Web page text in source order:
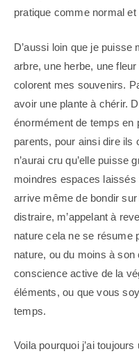
pratique comme normal et
D’aussi loin que je puisse
arbre, une herbe, une
colorent mes souvenirs.
avoir une plante à chérir.
énormément de temps en
parents, pour ainsi dire ils
n’aurai cru qu’elle puisse
moindres espaces
arrive même de bondir
distraire, m’appelant à
nature cela ne se résume
nature, ou du moins à
conscience active de la
éléments, ou que vous
temps.
Voila pourquoi j’ai